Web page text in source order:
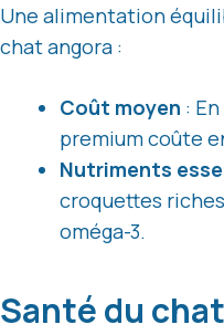
Une alimentation
chat angora :
Coût moyen :
premium coûte
Nutriments
croquettes
oméga-3.
Santé du